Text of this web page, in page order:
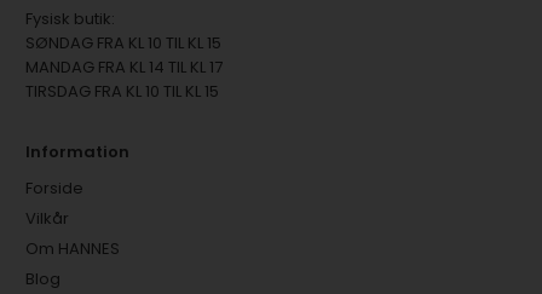
Fysisk butik:
SØNDAG FRA KL 10 TIL KL 15
MANDAG FRA KL 14 TIL KL 17
TIRSDAG FRA KL 10 TIL KL 15
Information
Forside
Vilkår
Om HANNES
Blog